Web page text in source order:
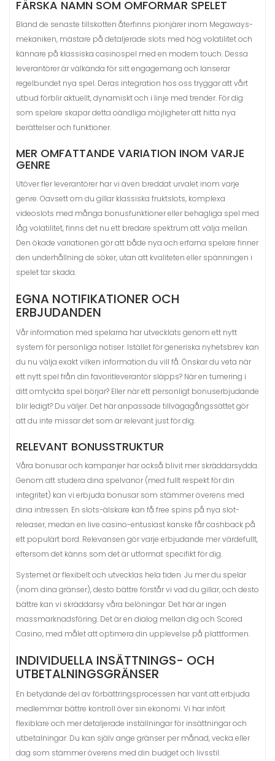
FÄRSKA NAMN SOM OMFORMAR SPELET
Bland de senaste tillskotten återfinns pionjärer inom Megaways-
mekaniken, mästare på detaljerade slots med hög volatilitet och
kännare på klassiska casinospel med en modern touch. Dessa
leverantörer är välkända för sitt engagemang och lanserar
regelbundet nya spel. Deras integration hos oss tryggar att vårt
utbud förblir aktuellt, dynamiskt och i linje med trender. För dig
som spelare skapar detta oändliga möjligheter att hitta nya
berättelser och funktioner.
MER OMFATTANDE VARIATION INOM VARJE
GENRE
Utöver fler leverantörer har vi även breddat urvalet inom varje
genre. Oavsett om du gillar klassiska fruktslots, komplexa
videoslots med många bonusfunktioner eller behagliga spel med
låg volatilitet, finns det nu ett bredare spektrum att välja mellan.
Den ökade variationen gör att både nya och erfarna spelare finner
den underhållning de söker, utan att kvaliteten eller spänningen i
spelet tar skada.
EGNA NOTIFIKATIONER OCH
ERBJUDANDEN
Vår information med spelarna har utvecklats genom ett nytt
system för personliga notiser. Istället för generiska nyhetsbrev kan
du nu välja exakt vilken information du vill få. Önskar du veta när
ett nytt spel från din favoritleverantör släpps? När en turnering i
ditt omtyckta spel börjar? Eller när ett personligt bonuserbjudande
blir ledigt? Du väljer. Det här anpassade tillvägagångssättet gör
att du inte missar det som är relevant just för dig.
RELEVANT BONUSSTRUKTUR
Våra bonusar och kampanjer har också blivit mer skräddarsydda.
Genom att studera dina spelvanor (med fullt respekt för din
integritet) kan vi erbjuda bonusar som stämmer överens med
dina intressen. En slots-älskare kan få free spins på nya slot-
releaser, medan en live casino-entusiast kanske får cashback på
ett populärt bord. Relevansen gör varje erbjudande mer värdefullt,
eftersom det känns som det är utformat specifikt för dig.
Systemet är flexibelt och utvecklas hela tiden. Ju mer du spelar
(inom dina gränser), desto bättre förstår vi vad du gillar, och desto
bättre kan vi skräddarsy våra belöningar. Det här är ingen
massmarknadsföring. Det är en dialog mellan dig och Scored
Casino, med målet att optimera din upplevelse på plattformen.
INDIVIDUELLA INSÄTTNINGS- OCH
UTBETALNINGSGRÄNSER
En betydande del av förbättringsprocessen har varit att erbjuda
medlemmar bättre kontroll över sin ekonomi. Vi har infört
flexiblare och mer detaljerade inställningar för insättningar och
utbetalningar. Du kan själv ange gränser per månad, vecka eller
dag som stämmer överens med din budget och livsstil.